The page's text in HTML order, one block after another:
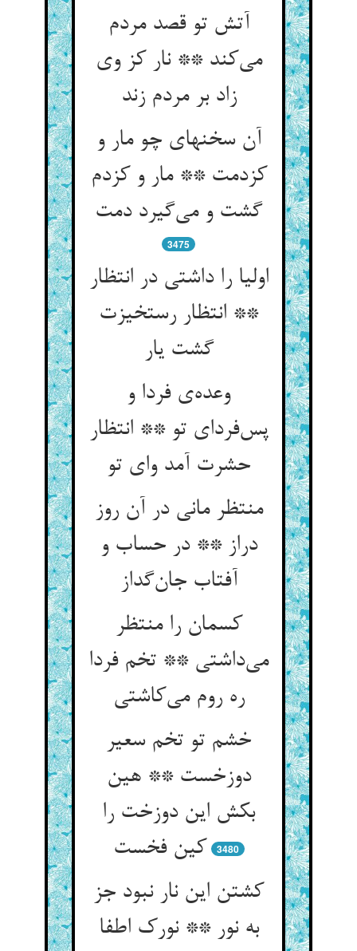
آتش تو قصد مردم
می‌کند ** نار کز وی
زاد بر مردم زند
آن سخنهای چو مار و
کزدمت ** مار و کزدم
گشت و می‌گیرد دمت
3475
اولیا را داشتی در انتظار
** انتظار رستخیزت
گشت یار
وعده‌ی فردا و
پس‌فردای تو ** انتظار
حشرت آمد وای تو
منتظر مانی در آن روز
دراز ** در حساب و
آفتاب جان‌گداز
کسمان را منتظر
می‌داشتی ** تخم فردا
ره روم می‌کاشتی
خشم تو تخم سعیر
دوزخست ** هین
بکش این دوزخت را
کین فخست
3480
کشتن این نار نبود جز
به نور ** نورک اطفا